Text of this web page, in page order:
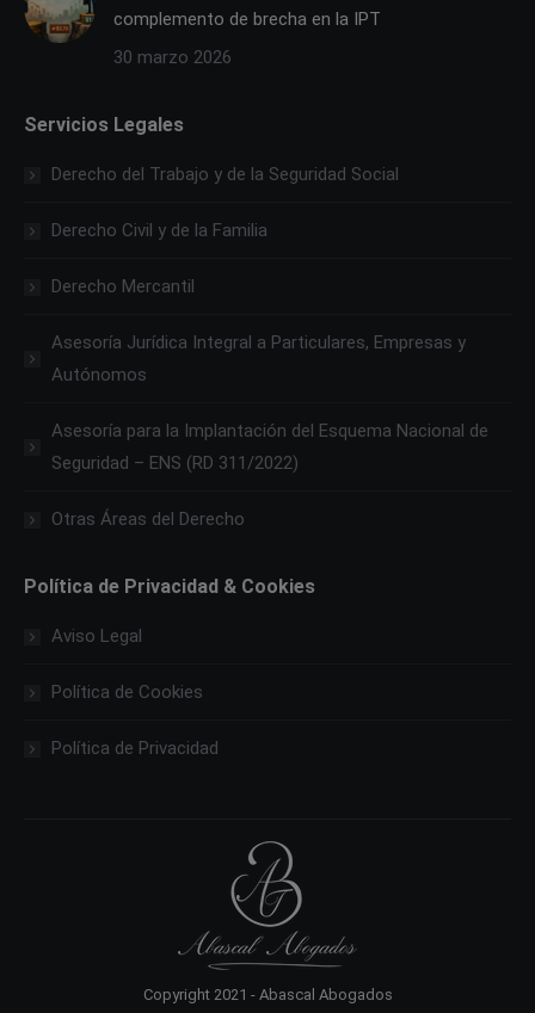
complemento de brecha en la IPT
30 marzo 2026
Servicios Legales
Derecho del Trabajo y de la Seguridad Social
Derecho Civil y de la Familia
Derecho Mercantil
Asesoría Jurídica Integral a Particulares, Empresas y
Autónomos
Asesoría para la Implantación del Esquema Nacional de
Seguridad – ENS (RD 311/2022)
Otras Áreas del Derecho
Política de Privacidad & Cookies
Aviso Legal
Política de Cookies
Política de Privacidad
Copyright 2021 - Abascal Abogados